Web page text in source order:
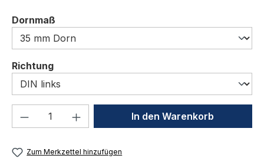
Dornmaß
Richtungauswählen
Produkt Anzahl: Gib denIn den Warenkorb
Zum Merkzettel hinzufügen